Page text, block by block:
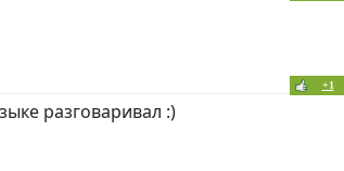
+1
разговаривал :)